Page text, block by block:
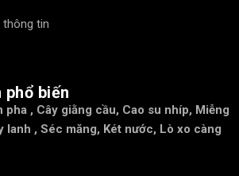
thông tin
phổ biến
pha , Cây giằng cầu, Cao su nhíp, Miễng
lanh , Séc măng, Két nước, Lò xo càng